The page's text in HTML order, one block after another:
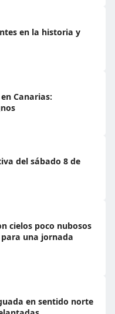
en la historia y
Canarias:
del sábado 8 de
cielos poco nubosos
una jornada
en sentido norte